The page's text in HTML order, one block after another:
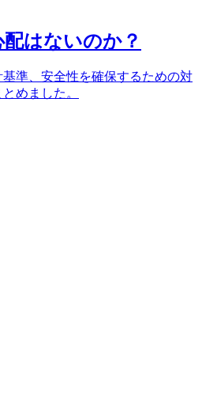
はないのか？
準、安全性を確保するための対
めました。